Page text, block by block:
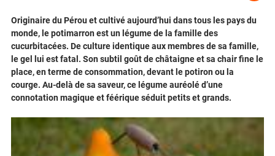
Originaire du Pérou et cultivé aujourd’hui dans tous les pays du
monde, le potimarron est un légume de la famille des
cucurbitacées. De culture identique aux membres de sa famille,
le gel lui est fatal. Son subtil goût de châtaigne et sa chair fine le
place, en terme de consommation, devant le potiron ou la
courge. Au-delà de sa saveur, ce légume auréolé d’une
connotation magique et féérique séduit petits et grands.